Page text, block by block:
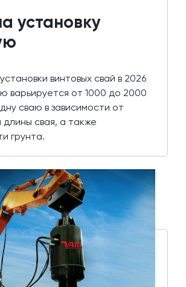
установку
винтовых свай в 2026
варьируется от 1000 до 2000
сваю в зависимости от
свая, а также
грунта.